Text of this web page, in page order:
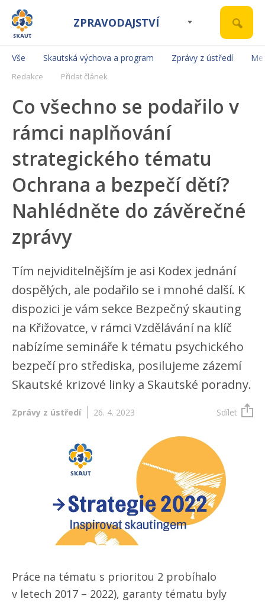
ZPRAVODAJSTVÍ
Vše Skautská výchova a program Zprávy z ústředí
Redakce Přidat článek
Co všechno se podařilo v
rámci naplňování
strategického tématu
Ochrana a bezpečí dětí?
Nahlédněte do závěrečné
zprávy
Tím nejviditelnějším je asi Kodex jednání
dospělých, ale podařilo se i mnohé další. K
dispozici je vám sekce Bezpečný skauting
na Křižovatce, v rámci Vzdělávání na klíč
nabízíme semináře k tématu psychického
bezpečí pro střediska, posilujeme zázemí
Skautské krizové linky a Skautské poradny.
Zprávy z ústředí 26. 4. 2023 Sdílet
Práce na tématu s prioritou 2 probíhalo
v letech 2017 – 2022), garanty tématu byly